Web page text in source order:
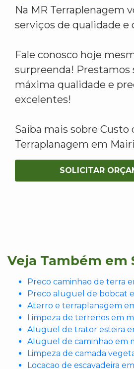
Na MR Terraplenagem
serviços de qualidade
Fale conosco hoje
surpreenda! Prestamos
máxima qualidade e
excelentes!
Saiba mais sobre Custo
Terraplanagem em
SOLICITAR
Veja Também em
Preco caminhao de terra
Preco aluguel de bobcat
Aterro e terraplanagem
Limpeza de terrenos em
Aluguel de trator esteira
Aluguel de caminhao em
Limpeza de camada
Locacao de escavadeira